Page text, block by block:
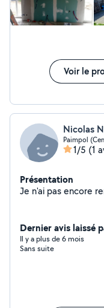
Voir le
Nicolas
Paimpol
1/5 (1
Présentation
Dernier avis laissé
Il y a plus de 6 mois
Sans suite